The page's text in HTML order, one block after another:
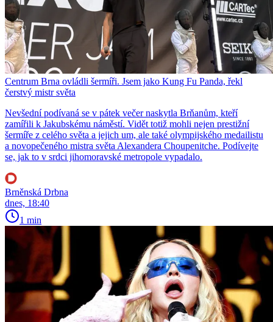
Centrum Brna ovládli šermíři. Jsem jako Kung Fu Panda, řekl
čerstvý mistr světa
Nevšední podívaná se v pátek večer naskytla Brňanům, kteří
zamířili k Jakubskému náměstí. Vidět totiž mohli nejen prestižní
šermíře z celého světa a jejich um, ale také olympijského medailistu
a novopečeného mistra světa Alexandera Choupenitche. Podívejte
se, jak to v srdci jihomoravské metropole vypadalo.
Brněnská Drbna
dnes, 18:40
1 min